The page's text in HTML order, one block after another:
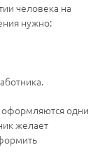
человека на
нужно:
оформляются одни
желает